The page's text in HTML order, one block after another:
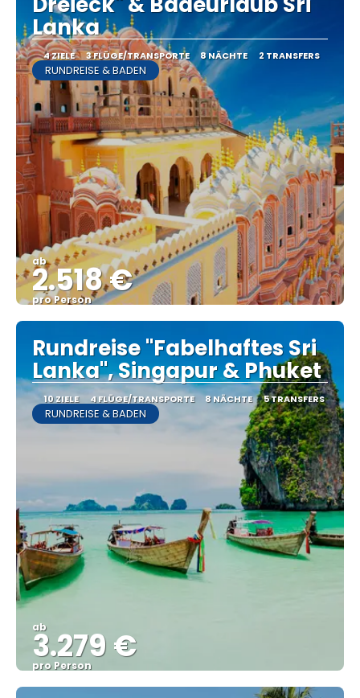
Lanka
4 ZIELE 3 FLÜGE/TRANSPORTE 8 NÄCHTE 2 TRANSFERS
RUNDREISE & BADEN
ab
2.518 €
pro Person
Sehen
Rundreise "Fabelhaftes Sri
Lanka", Singapur & Phuket
10 ZIELE 4 FLÜGE/TRANSPORTE 8 NÄCHTE 5 TRANSFERS
RUNDREISE & BADEN
ab
3.279 €
pro Person
Sehen